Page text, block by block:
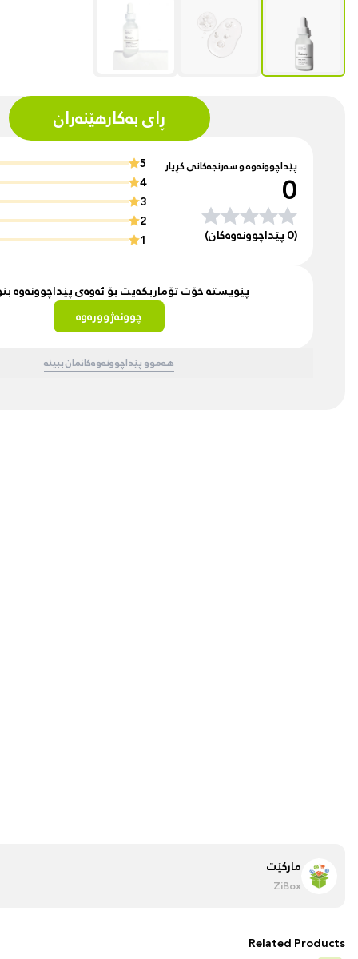
ڕای بەکارهێنەران
پێداچوونەوە و سەرنجەکانی کڕیار
0
(0 پێداچوونەوەکان)
5
4
3
2
1
پێویستە خۆت تۆماربکەیت بۆ ئەوەی پێداچوونەوە
چوونەژوورەوە
هەموو پێداچوونەوەکانمان ببینە
مارکێت
ZiBox
Related Products